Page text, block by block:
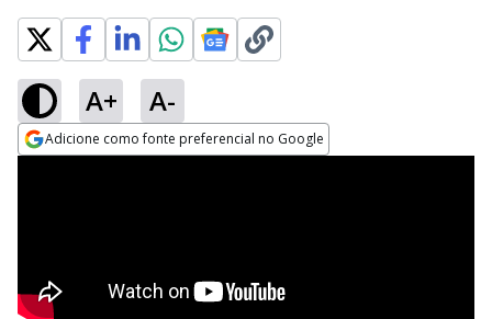
A+ A-
Adicione como fonte preferencial no Google